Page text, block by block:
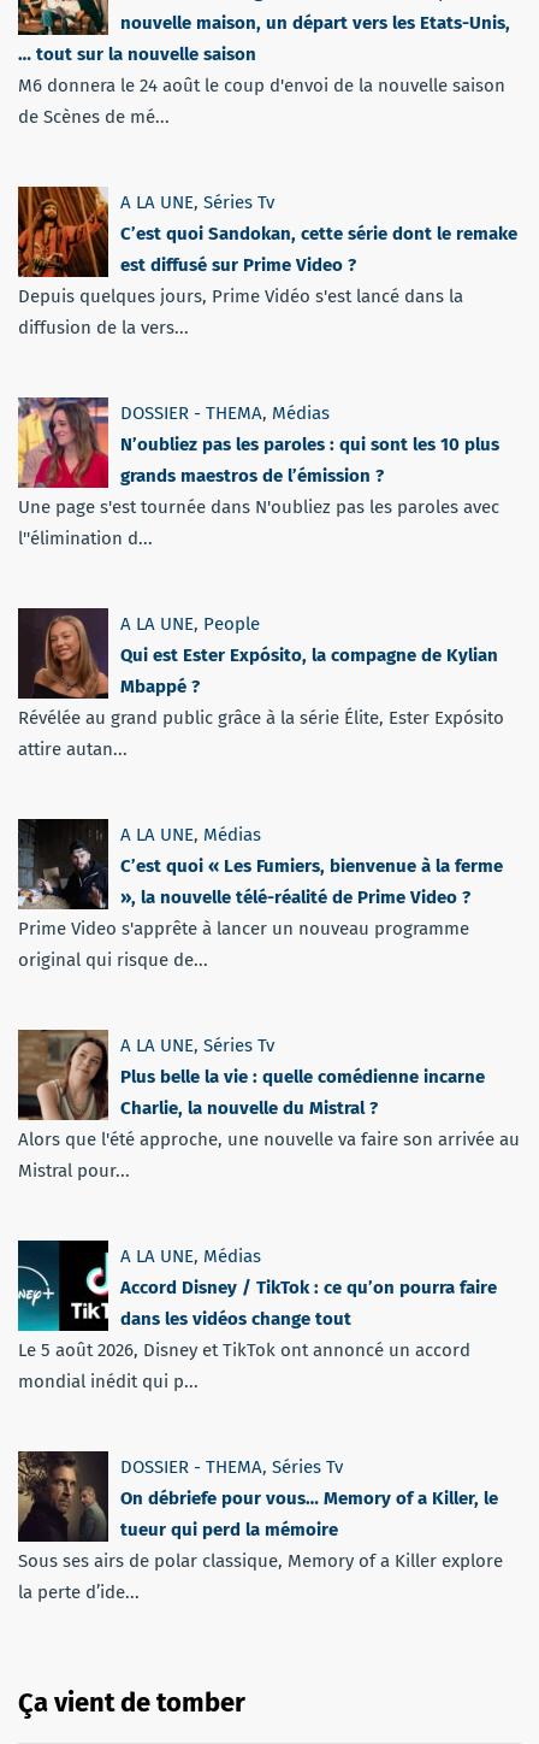
nouvelle maison, un départ vers les Etats-Unis,
… tout sur la nouvelle saison
M6 donnera le 24 août le coup d'envoi de la nouvelle saison
de Scènes de mé...
A LA UNE, Séries Tv
C’est quoi Sandokan, cette série dont le remake
est diffusé sur Prime Video ?
Depuis quelques jours, Prime Vidéo s'est lancé dans la
diffusion de la vers...
DOSSIER - THEMA, Médias
N’oubliez pas les paroles : qui sont les 10 plus
grands maestros de l’émission ?
Une page s'est tournée dans N'oubliez pas les paroles avec
l''élimination d...
A LA UNE, People
Qui est Ester Expósito, la compagne de Kylian
Mbappé ?
Révélée au grand public grâce à la série Élite, Ester Expósito
attire autan...
A LA UNE, Médias
C’est quoi « Les Fumiers, bienvenue à la ferme
», la nouvelle télé-réalité de Prime Video ?
Prime Video s'apprête à lancer un nouveau programme
original qui risque de...
A LA UNE, Séries Tv
Plus belle la vie : quelle comédienne incarne
Charlie, la nouvelle du Mistral ?
Alors que l'été approche, une nouvelle va faire son arrivée au
Mistral pour...
A LA UNE, Médias
Accord Disney / TikTok : ce qu’on pourra faire
dans les vidéos change tout
Le 5 août 2026, Disney et TikTok ont annoncé un accord
mondial inédit qui p...
DOSSIER - THEMA, Séries Tv
On débriefe pour vous… Memory of a Killer, le
tueur qui perd la mémoire
Sous ses airs de polar classique, Memory of a Killer explore
la perte d’ide...
Ça vient de tomber